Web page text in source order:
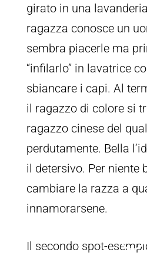
girato in una
ragazza conosce un
sembra piacerle ma
“infilarlo” in lavatrice
sbiancare i capi. Al
il ragazzo di colore si
ragazzo cinese del
perdutamente. Bella
il detersivo. Per niente
cambiare la razza a
innamorarsene.
Il secondo spot-